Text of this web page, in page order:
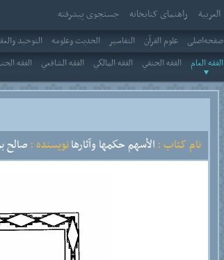
العربیة راهنمای کتابخانه
جستجوی پیشرفته
صفحه‌اصلی علوم القرآن التفاسير الحديث وعلومه التوحيد
الفقه العام الفقه الحنفي الفقه المالكي الفقه الشافعي الفقه
نام کتاب :الأسهم حكمها وآثارهانویسنده :صالح